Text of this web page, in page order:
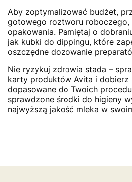
Aby zoptymalizować budżet,
gotowego roztworu roboczego,
opakowania. Pamiętaj o
jak kubki do dippingu, które
oszczędne dozowanie
Nie ryzykuj zdrowia stada –
karty produktów Avita i dobierz
dopasowane do Twoich
sprawdzone środki do higieny
najwyższą jakość mleka w